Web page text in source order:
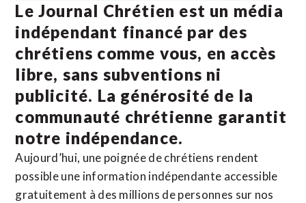
Le Journal Chrétien est un média
indépendant financé par des
chrétiens comme vous, en accès
libre, sans subventions ni
publicité. La générosité de la
communauté chrétienne garantit
notre indépendance.
Aujourd’hui, une poignée de chrétiens rendent
possible une information indépendante accessible
gratuitement à des millions de personnes sur nos